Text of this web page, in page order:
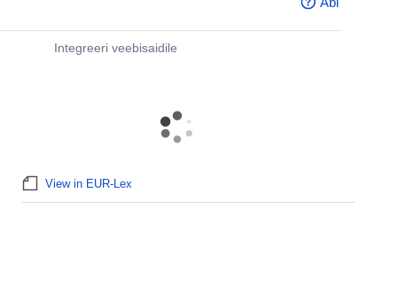
Integreeri veebisaidile
View in EUR-Lex